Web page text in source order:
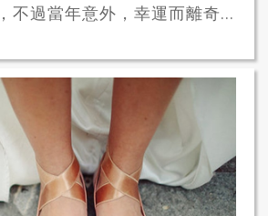
不過當年意外，幸運而離奇...